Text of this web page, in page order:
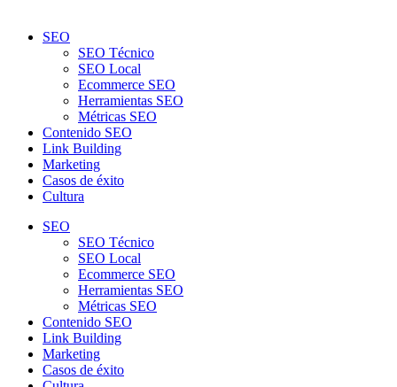
SEO
SEO Técnico
SEO Local
Ecommerce SEO
Herramientas SEO
Métricas SEO
Contenido SEO
Link Building
Marketing
Casos de éxito
Cultura
SEO
SEO Técnico
SEO Local
Ecommerce SEO
Herramientas SEO
Métricas SEO
Contenido SEO
Link Building
Marketing
Casos de éxito